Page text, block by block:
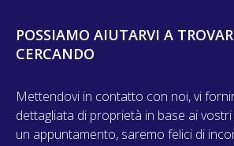
POSSIAMO AIUTARVI A
CERCANDO
Mettendovi in contatto con noi, vi
dettagliata di proprietà in base ai
un appuntamento, saremo felici di